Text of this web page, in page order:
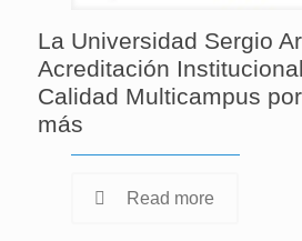
La Universidad Sergio
Acreditación
Calidad Multicampus
más
Read more